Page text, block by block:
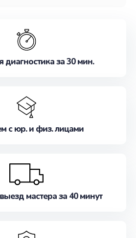
диагностика за 30 мин.
с юр. и физ. лицами
мастера за 40 минут